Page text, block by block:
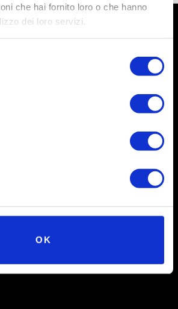
che hai fornito loro o che hanno
dei loro servizi.
OK